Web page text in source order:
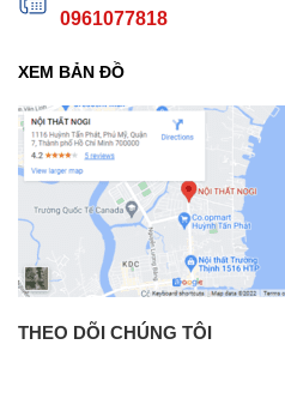
0961077818
XEM BẢN ĐỒ
THEO DÕI CHÚNG TÔI